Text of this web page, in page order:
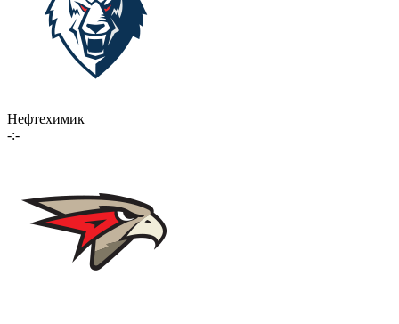
Нефтехимик
-:-